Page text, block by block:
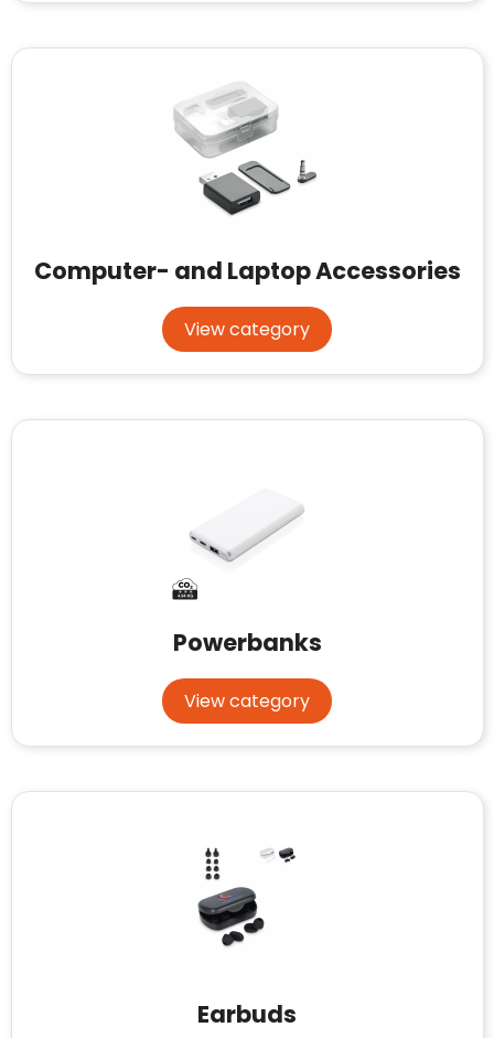
Computer- and Laptop Accessories
View category
Powerbanks
View category
Earbuds